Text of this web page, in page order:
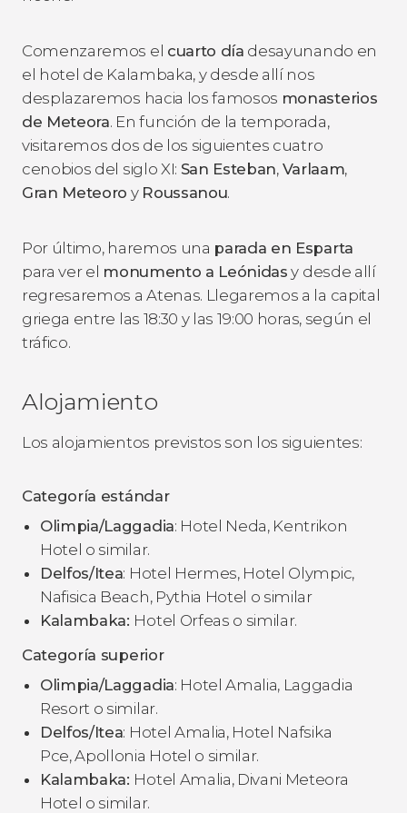
Comenzaremos el cuarto día desayunando en
el hotel de Kalambaka, y desde allí nos
desplazaremos hacia los famosos monasterios
de Meteora. En función de la temporada,
visitaremos dos de los siguientes cuatro
cenobios del siglo XI: San Esteban, Varlaam,
Gran Meteoro y Roussanou.
Por último, haremos una parada en Esparta
para ver el monumento a Leónidas y desde allí
regresaremos a Atenas. Llegaremos a la capital
griega entre las 18:30 y las 19:00 horas, según el
tráfico.
Alojamiento
Los alojamientos previstos son los siguientes:
Categoría estándar
Olimpia/Laggadia: Hotel Neda, Kentrikon
Hotel o similar.
Delfos/Itea: Hotel Hermes, Hotel Olympic,
Nafisica Beach, Pythia Hotel o similar
Kalambaka: Hotel Orfeas o similar.
Categoría superior
Olimpia/Laggadia: Hotel Amalia, Laggadia
Resort o similar.
Delfos/Itea: Hotel Amalia, Hotel Nafsika
Pce, Apollonia Hotel o similar.
Kalambaka: Hotel Amalia, Divani Meteora
Hotel o similar.